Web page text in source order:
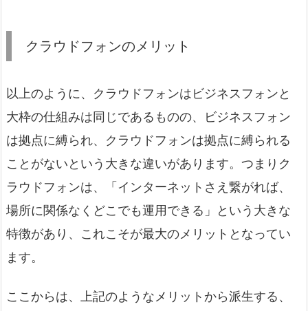
クラウドフォンのメリット
以上のように、クラウドフォンはビジネスフォンと
大枠の仕組みは同じであるものの、ビジネスフォン
は拠点に縛られ、クラウドフォンは拠点に縛られる
ことがないという大きな違いがあります。つまりク
ラウドフォンは、「インターネットさえ繋がれば、
場所に関係なくどこでも運用できる」という大きな
特徴があり、これこそが最大のメリットとなってい
ます。
ここからは、上記のようなメリットから派生する、